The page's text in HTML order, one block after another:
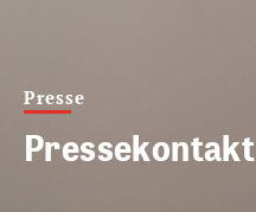
Presse
Pressekontakt